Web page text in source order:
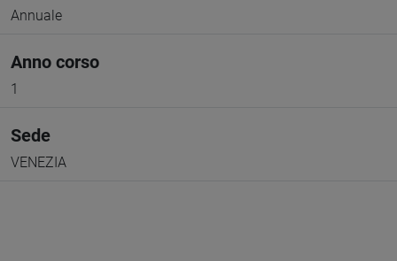
Annuale
Anno corso
1
Sede
VENEZIA